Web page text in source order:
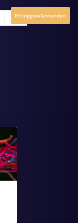
Einloggen/Anmelden